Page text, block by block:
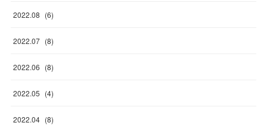
2022.08 (6)
2022.07 (8)
2022.06 (8)
2022.05 (4)
2022.04 (8)